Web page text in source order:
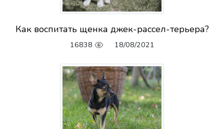
Как воспитать щенка джек-рассел-терьера?
16838 18/08/2021